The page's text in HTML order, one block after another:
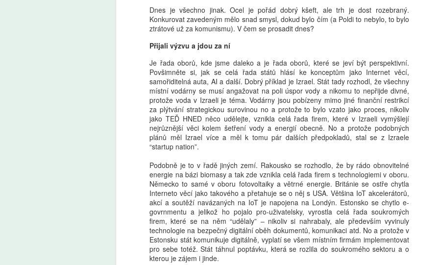
Dnes je všechno jinak. Ocel je pořád dobrý kšeft, ale trh je dost rozebraný.
Konkurovat zavedeným mělo snad smysl, dokud bylo čím (a Poldi to nebylo, to bylo
ztrátové už za komunismu). V čem se prosadit dnes?
Přijali výzvu a jdou za ní
Je řada oborů, kde jsme daleko a je řada oborů, které se jeví být perspektivní.
Povšimněte si, jak se celá řada států hlásí ke konceptům jako Internet věcí,
samořiditelná auta, AI a další. Dobrý příklad je Izrael. Stát tady rozhodl, že všechny
místní vodárny se musí angažovat na poli úspor vody a nikomu to nepřijde divné,
protože voda v Izraeli je téma. Vodárny jsou pobízeny mimo jiné finanční restrikcí
za plýtvání strategickou surovinou no a protože to bylo vzato jako proces, nikoliv
jako TEĎ HNED něco udělejte, vznikla celá řada firem, které v Izraeli vymýšlejí
nejrůznější věci kolem šetření vody a energií obecně. No a protože podobných
plánů měl Izrael více a měl k tomu pár dalších předpokladů, stal se z Izraele
“startup nation”.
Podobně je to v řadě jiných zemí. Rakousko se rozhodlo, že by rádo obnovitelné
energie na bázi biomasy a tak zde vznikla celá řada firem s technologiemi v oboru.
Německo to samé v oboru fotovoltaiky a větrné energie. Británie se ostře chytla
Interneto věcí jako takového a přetahuje se o něj s USA. Většina IoT akcelerátorů,
akcí a soutěží navázaných na IoT je napojena na Londýn. Estonsko se chytlo e-
govrnmentu a jelikož ho pojalo pro-uživatelsky, vyrostla celá řada soukromých
firem, které se na něm “udělaly” – nikoliv si nahrabaly, ale především vyvinuly
technologie na bezpečný digitální oběh dokumentů, komunikaci atd. No a protože v
Estonsku stát komunikuje digitálně, vyplatí se všem místním firmám implementovat
pro sebe totéž. Stát táhnul poptávku, která se rozlila do soukromého sektoru a o
kterou je zájem i jinde.
zaniknout, ministr školství Plaga
chce však rozhodnutí zrušit
a přípravky zachovat. Ředitelé
škol i odborníci to vítají, jen jim
vadí zatím nejasná koncepce.
své nové knize, která je
základním průvodcem nejen pro
rodiče.
bezpečně a s reálným dopadem.
Získáte: konkrétní scénáře využití
6
kterých věda dobře ví, ale vy možná ne
Šestý den dovolené, prší. Táta si po snídani otevře mobil. Přišel mail
z práce — nic hrozného, ale bude to průšvih a vyřešit se to teď nedá.
Zavře mobil, neřekne nic. Jen si sedne a začne mlčky skládat plavky,
Zeptá se ještě jednou, ostřeji. Táta odpoví ještě kratší větou.
AUG
5
Smartphone a zdraví čtrnáctiletých: výsledky
longitudinální studie ABCD
V éře všudypřítomné digitální socializace představuje rozhodnutí o
na duševní zdraví je pochopení časování tohoto kroku kritické, neboť
formuje budoucí digitální návyky a může determinovat trajektorii
fyzického i psychického vývoje. Tato syntéza vychází z nejnovějších
dat, která naznačují, že samotný akt pořízení telefonu v
doporučovaném věku 13 let nepředstavuje bezprostřední spouštěč
klinické deprese nebo obezity, avšak nese s sebou jasně prokazatelné
riziko narušení spánkové kontinuity. Klíčovým rozlišovacím prvkem,
který tato studie přináší, je striktní oddělení pouhého vlastnictví
zařízení od intenzity a kontextu jeho následného užívání. Ukazuje se,
že zatímco věková hranice 13 let může sloužit jako relativně bezpečný
vstupní bod, skutečné nebezpečí pro wellbeing adolescenta tkví v
AUG
5
Pro a proti: Devátá třída má smysl, tvrdí Mazancová.
Šmahel: Zrušení nejde stavět na tom, že ušetříme 50
miliard
Premiér Andrej Babiš (ANO) a předseda Sněmovny Tomio Okamura